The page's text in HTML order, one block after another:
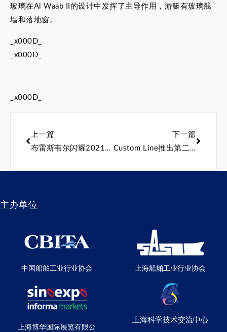
玻璃在Al Waab II的设计中发挥了主导作用，游艇有玻璃舷
墙和落地窗。
_x000D_
_x000D_
_x000D_
上一篇
布雷斯韦尔闪耀2021上海国际游艇展
下一篇
Custom Line推出第二辆Navetta 30
主办单位
中国船舶工业行业协会
上海博华国际展览有限公
上海船舶工业行业协会
上海科学技术交流中心